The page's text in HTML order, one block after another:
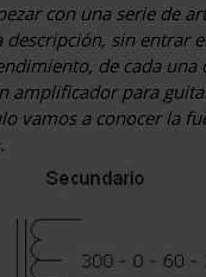
con una serie de
descripción, sin entrar
de cada una
amplificador para
vamos a conocer la